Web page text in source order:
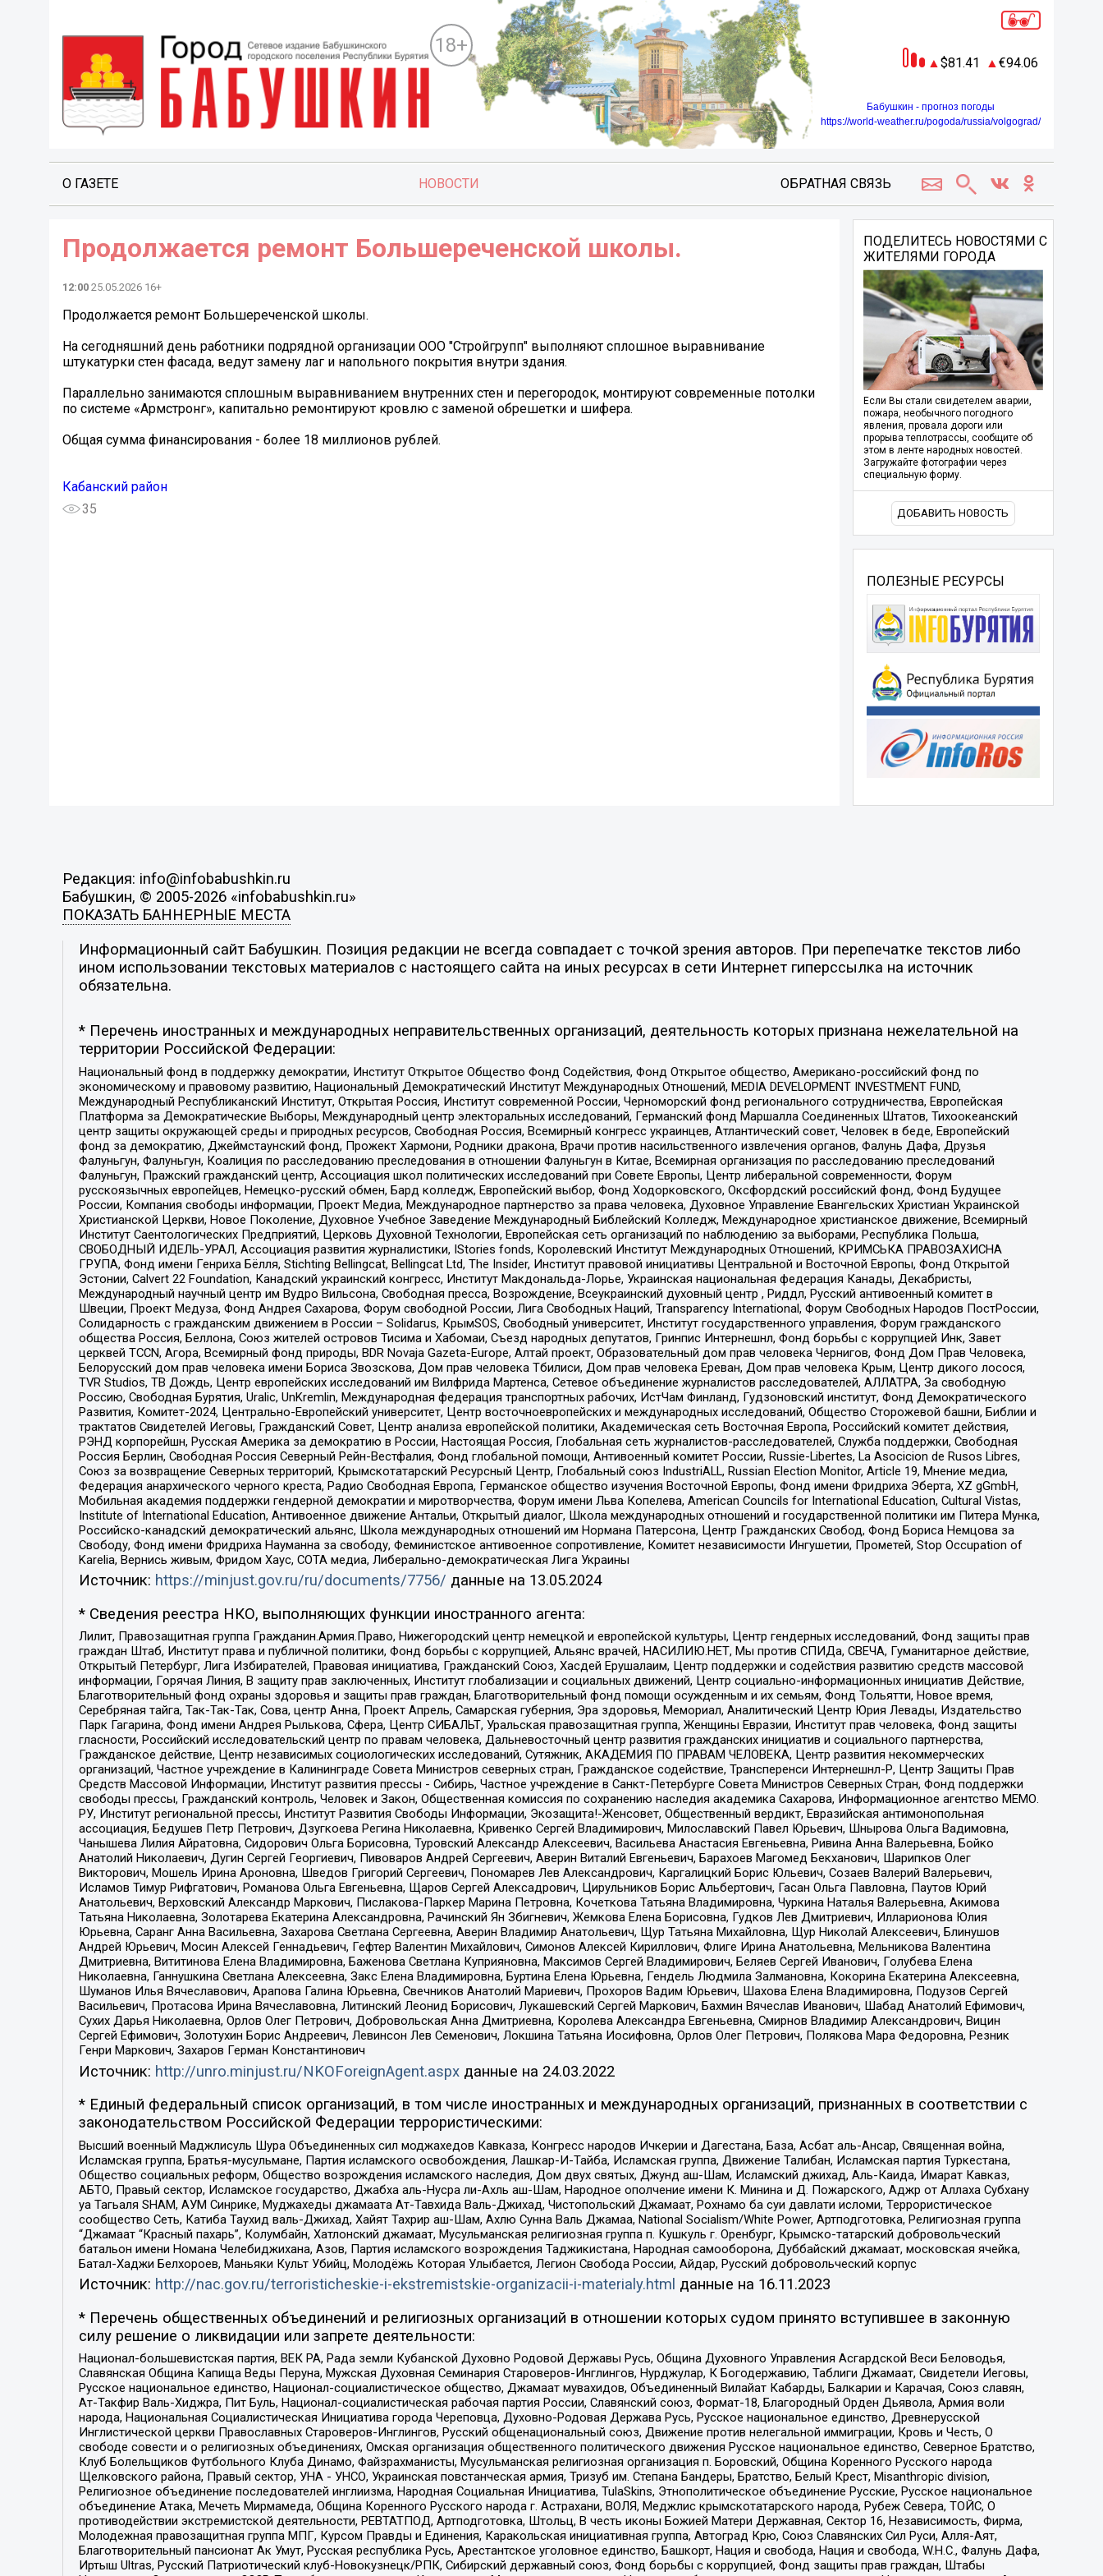
18+
81.41 94.06
Бабушкин - прогноз погоды
https://world-weather.ru/pogoda/russia/volgograd/
О ГАЗЕТЕ НОВОСТИ ОБРАТНАЯ СВЯЗЬ
Продолжается ремонт Большереченской школы.
12:00 25.05.2026 16+
Продолжается ремонт Большереченской школы.
На сегодняшний день работники подрядной организации ООО "Стройгрупп" выполняют сплошное выравнивание
штукатурки стен фасада, ведут замену лаг и напольного покрытия внутри здания.
Параллельно занимаются сплошным выравниванием внутренних стен и перегородок, монтируют современные потолки
по системе «Армстронг», капитально ремонтируют кровлю с заменой обрешетки и шифера.
Общая сумма финансирования - более 18 миллионов рублей.
Кабанский район
35
ПОДЕЛИТЕСЬ НОВОСТЯМИ С
ЖИТЕЛЯМИ ГОРОДА
Если Вы стали свидетелем аварии,
пожара, необычного погодного
явления, провала дороги или
прорыва теплотрассы, сообщите об
этом в ленте народных новостей.
Загружайте фотографии через
специальную форму.
ДОБАВИТЬ НОВОСТЬ
ПОЛЕЗНЫЕ РЕСУРСЫ
Редакция: info@infobabushkin.ru
Бабушкин, © 2005-2026 «infobabushkin.ru»
ПОКАЗАТЬ БАННЕРНЫЕ МЕСТА
Информационный сайт Бабушкин. Позиция редакции не всегда совпадает с точкой зрения авторов. При перепечатке текстов либо
ином использовании текстовых материалов с настоящего сайта на иных ресурсах в сети Интернет гиперссылка на источник
обязательна.
* Перечень иностранных и международных неправительственных организаций, деятельность которых признана нежелательной на
территории Российской Федерации:
Национальный фонд в поддержку демократии, Институт Открытое Общество Фонд Содействия, Фонд Открытое общество, Американо-российский фонд по
экономическому и правовому развитию, Национальный Демократический Институт Международных Отношений, MEDIA DEVELOPMENT INVESTMENT FUND,
Международный Республиканский Институт, Открытая Россия, Институт современной России, Черноморский фонд регионального сотрудничества, Европейская
Платформа за Демократические Выборы, Международный центр электоральных исследований, Германский фонд Маршалла Соединенных Штатов, Тихоокеанский
центр защиты окружающей среды и природных ресурсов, Свободная Россия, Всемирный конгресс украинцев, Атлантический совет, Человек в беде, Европейский
фонд за демократию, Джеймстаунский фонд, Прожект Хармони, Родники дракона, Врачи против насильственного извлечения органов, Фалунь Дафа, Друзья
Фалуньгун, Фалуньгун, Коалиция по расследованию преследования в отношении Фалуньгун в Китае, Всемирная организация по расследованию преследований
Фалуньгун, Пражский гражданский центр, Ассоциация школ политических исследований при Совете Европы, Центр либеральной современности, Форум
русскоязычных европейцев, Немецко-русский обмен, Бард колледж, Европейский выбор, Фонд Ходорковского, Оксфордский российский фонд, Фонд Будущее
России, Компания свободы информации, Проект Медиа, Международное партнерство за права человека, Духовное Управление Евангельских Христиан Украинской
Христианской Церкви, Новое Поколение, Духовное Учебное Заведение Международный Библейский Колледж, Международное христианское движение, Всемирный
Институт Саентологических Предприятий, Церковь Духовной Технологии, Европейская сеть организаций по наблюдению за выборами, Республика Польша,
СВОБОДНЫЙ ИДЕЛЬ-УРАЛ, Ассоциация развития журналистики, IStories fonds, Королевский Институт Международных Отношений, КРИМСЬКА ПРАВОЗАХИСНА
ГРУПА, Фонд имени Генриха Бёлля, Stichting Bellingcat, Bellingcat Ltd, The Insider, Институт правовой инициативы Центральной и Восточной Европы, Фонд Открытой
Эстонии, Calvert 22 Foundation, Канадский украинский конгресс, Институт Макдональда-Лорье, Украинская национальная федерация Канады, Декабристы,
Международный научный центр им Вудро Вильсона, Свободная пресса, Возрождение, Всеукраинский духовный центр , Риддл, Русский антивоенный комитет в
Швеции, Проект Медуза, Фонд Андрея Сахарова, Форум свободной России, Лига Свободных Наций, Transparеncy International, Форум Свободных Народов ПостРоссии,
Солидарность с гражданским движением в России – Solidarus, КрымSOS, Свободный университет, Институт государственного управления, Форум гражданского
общества Россия, Беллона, Союз жителей островов Тисима и Хабомаи, Съезд народных депутатов, Гринпис Интернешнл, Фонд борьбы с коррупцией Инк, Завет
церквей TCCN, Агора, Всемирный фонд природы, BDR Novaja Gazeta-Europe, Алтай проект, Образовательный дом прав человека Чернигов, Фонд Дом Прав Человека,
Белорусский дом прав человека имени Бориса Звозскова, Дом прав человека Тбилиси, Дом прав человека Ереван, Дом прав человека Крым, Центр дикого лосося,
TVR Studios, ТВ Дождь, Центр европейских исследований им Вилфрида Мартенса, Сетевое объединение журналистов расследователей, АЛЛАТРА, За свободную
Россию, Свободная Бурятия, Uralic, UnKremlin, Международная федерация транспортных рабочих, ИстЧам Финланд, Гудзоновский институт, Фонд Демократического
Развития, Комитет-2024, Центрально-Европейский университет, Центр восточноевропейских и международных исследований, Общество Сторожевой башни, Библии и
трактатов Свидетелей Иеговы, Гражданский Совет, Центр анализа европейской политики, Академическая сеть Восточная Европа, Российский комитет действия,
РЭНД корпорейшн, Русская Америка за демократию в России, Настоящая Россия, Глобальная сеть журналистов-расследователей, Служба поддержки, Свободная
Россия Берлин, Свободная Россия Северный Рейн-Вестфалия, Фонд глобальной помощи, Антивоенный комитет России, Russie-Libertes, La Asocicion de Rusos Libres,
Союз за возвращение Северных территорий, Крымскотатарский Ресурсный Центр, Глобальный союз IndustriALL, Russian Election Monitor, Article 19, Мнение медиа,
Федерация анархического черного креста, Радио Свободная Европа, Германское общество изучения Восточной Европы, Фонд имени Фридриха Эберта, XZ gGmbH,
Мобильная академия поддержки гендерной демократии и миротворчества, Форум имени Льва Копелева, American Councils for International Education, Cultural Vistas,
Institute of International Education, Антивоенное движение Антальи, Открытый диалог, Школа международных отношений и государственной политики им Питера Мунка,
Российско-канадский демократический альянс, Школа международных отношений им Нормана Патерсона, Центр Гражданских Свобод, Фонд Бориса Немцова за
Свободу, Фонд имени Фридриха Науманна за свободу, Феминистское антивоенное сопротивление, Комитет независимости Ингушетии, Прометей, Stop Occupation of
Karelia, Вернись живым, Фридом Хаус, СОТА медиа, Либерально-демократическая Лига Украины
Источник: https://minjust.gov.ru/ru/documents/7756/ данные на 13.05.2024
* Сведения реестра НКО, выполняющих функции иностранного агента:
Лилит, Правозащитная группа Гражданин.Армия.Право, Нижегородский центр немецкой и европейской культуры, Центр гендерных исследований, Фонд защиты прав
граждан Штаб, Институт права и публичной политики, Фонд борьбы с коррупцией, Альянс врачей, НАСИЛИЮ.НЕТ, Мы против СПИДа, СВЕЧА, Гуманитарное действие,
Открытый Петербург, Лига Избирателей, Правовая инициатива, Гражданский Союз, Хасдей Ерушалаим, Центр поддержки и содействия развитию средств массовой
информации, Горячая Линия, В защиту прав заключенных, Институт глобализации и социальных движений, Центр социально-информационных инициатив Действие,
Благотворительный фонд охраны здоровья и защиты прав граждан, Благотворительный фонд помощи осужденным и их семьям, Фонд Тольятти, Новое время,
Серебряная тайга, Так-Так-Так, Сова, центр Анна, Проект Апрель, Самарская губерния, Эра здоровья, Мемориал, Аналитический Центр Юрия Левады, Издательство
Парк Гагарина, Фонд имени Андрея Рылькова, Сфера, Центр СИБАЛЬТ, Уральская правозащитная группа, Женщины Евразии, Институт прав человека, Фонд защиты
гласности, Российский исследовательский центр по правам человека, Дальневосточный центр развития гражданских инициатив и социального партнерства,
Гражданское действие, Центр независимых социологических исследований, Сутяжник, АКАДЕМИЯ ПО ПРАВАМ ЧЕЛОВЕКА, Центр развития некоммерческих
организаций, Частное учреждение в Калининграде Совета Министров северных стран, Гражданское содействие, Трансперенси Интернешнл-Р, Центр Защиты Прав
Средств Массовой Информации, Институт развития прессы - Сибирь, Частное учреждение в Санкт-Петербурге Совета Министров Северных Стран, Фонд поддержки
свободы прессы, Гражданский контроль, Человек и Закон, Общественная комиссия по сохранению наследия академика Сахарова, Информационное агентство МЕМО.
РУ, Институт региональной прессы, Институт Развития Свободы Информации, Экозащита!-Женсовет, Общественный вердикт, Евразийская антимонопольная
ассоциация, Бедушев Петр Петрович, Дзугкоева Регина Николаевна, Кривенко Сергей Владимирович, Милославский Павел Юрьевич, Шнырова Ольга Вадимовна,
Чанышева Лилия Айратовна, Сидорович Ольга Борисовна, Туровский Александр Алексеевич, Васильева Анастасия Евгеньевна, Ривина Анна Валерьевна, Бойко
Анатолий Николаевич, Дугин Сергей Георгиевич, Пивоваров Андрей Сергеевич, Аверин Виталий Евгеньевич, Барахоев Магомед Бекханович, Шарипков Олег
Викторович, Мошель Ирина Ароновна, Шведов Григорий Сергеевич, Пономарев Лев Александрович, Каргалицкий Борис Юльевич, Созаев Валерий Валерьевич,
Исламов Тимур Рифгатович, Романова Ольга Евгеньевна, Щаров Сергей Алексадрович, Цирульников Борис Альбертович, Гасан Ольга Павловна, Паутов Юрий
Анатольевич, Верховский Александр Маркович, Пислакова-Паркер Марина Петровна, Кочеткова Татьяна Владимировна, Чуркина Наталья Валерьевна, Акимова
Татьяна Николаевна, Золотарева Екатерина Александровна, Рачинский Ян Збигневич, Жемкова Елена Борисовна, Гудков Лев Дмитриевич, Илларионова Юлия
Юрьевна, Саранг Анна Васильевна, Захарова Светлана Сергеевна, Аверин Владимир Анатольевич, Щур Татьяна Михайловна, Щур Николай Алексеевич, Блинушов
Андрей Юрьевич, Мосин Алексей Геннадьевич, Гефтер Валентин Михайлович, Симонов Алексей Кириллович, Флиге Ирина Анатольевна, Мельникова Валентина
Дмитриевна, Вититинова Елена Владимировна, Баженова Светлана Куприяновна, Максимов Сергей Владимирович, Беляев Сергей Иванович, Голубева Елена
Николаевна, Ганнушкина Светлана Алексеевна, Закс Елена Владимировна, Буртина Елена Юрьевна, Гендель Людмила Залмановна, Кокорина Екатерина Алексеевна,
Шуманов Илья Вячеславович, Арапова Галина Юрьевна, Свечников Анатолий Мариевич, Прохоров Вадим Юрьевич, Шахова Елена Владимировна, Подузов Сергей
Васильевич, Протасова Ирина Вячеславовна, Литинский Леонид Борисович, Лукашевский Сергей Маркович, Бахмин Вячеслав Иванович, Шабад Анатолий Ефимович,
Сухих Дарья Николаевна, Орлов Олег Петрович, Добровольская Анна Дмитриевна, Королева Александра Евгеньевна, Смирнов Владимир Александрович, Вицин
Сергей Ефимович, Золотухин Борис Андреевич, Левинсон Лев Семенович, Локшина Татьяна Иосифовна, Орлов Олег Петрович, Полякова Мара Федоровна, Резник
Генри Маркович, Захаров Герман Константинович
Источник: http://unro.minjust.ru/NKOForeignAgent.aspxданные на 24.03.2022
* Единый федеральный список организаций, в том числе иностранных и международных организаций, признанных в соответствии с
законодательством Российской Федерации террористическими:
Высший военный Маджлисуль Шура Объединенных сил моджахедов Кавказа, Конгресс народов Ичкерии и Дагестана, База, Асбат аль-Ансар, Священная война,
Исламская группа, Братья-мусульмане, Партия исламского освобождения, Лашкар-И-Тайба, Исламская группа, Движение Талибан, Исламская партия Туркестана,
Общество социальных реформ, Общество возрождения исламского наследия, Дом двух святых, Джунд аш-Шам, Исламский джихад, Аль-Каида, Имарат Кавказ,
АБТО, Правый сектор, Исламское государство, Джабха аль-Нусра ли-Ахль аш-Шам, Народное ополчение имени К. Минина и Д. Пожарского, Аджр от Аллаха Субхану
уа Тагьаля SHAM, АУМ Синрике, Муджахеды джамаата Ат-Тавхида Валь-Джихад, Чистопольский Джамаат, Рохнамо ба суи давлати исломи, Террористическое
сообщество Сеть, Катиба Таухид валь-Джихад, Хайят Тахрир аш-Шам, Ахлю Сунна Валь Джамаа, National Socialism/White Power, Артподготовка, Религиозная группа
“Джамаат “Красный пахарь”, Колумбайн, Хатлонский джамаат, Мусульманская религиозная группа п. Кушкуль г. Оренбург, Крымско-татарский добровольческий
батальон имени Номана Челебиджихана, Азов, Партия исламского возрождения Таджикистана, Народная самооборона, Дуббайский джамаат, московская ячейка,
Батал-Хаджи Белхороев, Маньяки Культ Убийц, Молодёжь Которая Улыбается, Легион Свобода России, Айдар, Русский добровольческий корпус
Источник: http://nac.gov.ru/terroristicheskie-i-ekstremistskie-organizacii-i-materialy.html данные на 16.11.2023
* Перечень общественных объединений и религиозных организаций в отношении которых судом принято вступившее в законную
силу решение о ликвидации или запрете деятельности:
Национал-большевистская партия, ВЕК РА, Рада земли Кубанской Духовно Родовой Державы Русь, Община Духовного Управления Асгардской Веси Беловодья,
Славянская Община Капища Веды Перуна, Мужская Духовная Семинария Староверов-Инглингов, Нурджулар, К Богодержавию, Таблиги Джамаат, Свидетели Иеговы,
Русское национальное единство, Национал-социалистическое общество, Джамаат мувахидов, Объединенный Вилайат Кабарды, Балкарии и Карачая, Союз славян,
Ат-Такфир Валь-Хиджра, Пит Буль, Национал-социалистическая рабочая партия России, Славянский союз, Формат-18, Благородный Орден Дьявола, Армия воли
народа, Национальная Социалистическая Инициатива города Череповца, Духовно-Родовая Держава Русь, Русское национальное единство, Древнерусской
Инглистической церкви Православных Староверов-Инглингов, Русский общенациональный союз, Движение против нелегальной иммиграции, Кровь и Честь, О
свободе совести и о религиозных объединениях, Омская организация общественного политического движения Русское национальное единство, Северное Братство,
Клуб Болельщиков Футбольного Клуба Динамо, Файзрахманисты, Мусульманская религиозная организация п. Боровский, Община Коренного Русского народа
Щелковского района, Правый сектор, УНА - УНСО, Украинская повстанческая армия, Тризуб им. Степана Бандеры, Братство, Белый Крест, Misanthropic division,
Религиозное объединение последователей инглиизма, Народная Социальная Инициатива, TulaSkins, Этнополитическое объединение Русские, Русское национальное
объединение Атака, Мечеть Мирмамеда, Община Коренного Русского народа г. Астрахани, ВОЛЯ, Меджлис крымскотатарского народа, Рубеж Севера, ТОЙС, О
противодействии экстремистской деятельности, РЕВТАТПОД, Артподготовка, Штольц, В честь иконы Божией Матери Державная, Сектор 16, Независимость, Фирма,
Молодежная правозащитная группа МПГ, Курсом Правды и Единения, Каракольская инициативная группа, Автоград Крю, Союз Славянских Сил Руси, Алля-Аят,
Благотворительный пансионат Ак Умут, Русская республика Русь, Арестантское уголовное единство, Башкорт, Нация и свобода, Нация и свобода, W.H.С., Фалунь Дафа,
Иртыш Ultras, Русский Патриотический клуб-Новокузнецк/РПК, Сибирский державный союз, Фонд борьбы с коррупцией, Фонд защиты прав граждан, Штабы